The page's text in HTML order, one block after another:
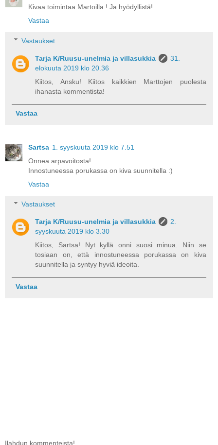
Kivaa toimintaa Martoilla ! Ja hyödyllistä!
Vastaa
Vastaukset
Tarja K/Ruusu-unelmia ja villasukkia
31.
elokuuta 2019 klo 20.36
Kiitos, Ansku! Kiitos kaikkien Marttojen puolesta
ihanasta kommentista!
Vastaa
Sartsa 1. syyskuuta 2019 klo 7.51
Onnea arpavoitosta!
Innostuneessa porukassa on kiva suunnitella :)
Vastaa
Vastaukset
Tarja K/Ruusu-unelmia ja villasukkia
2.
syyskuuta 2019 klo 3.30
Kiitos, Sartsa! Nyt kyllä onni suosi minua. Niin se
tosiaan on, että innostuneessa porukassa on kiva
suunnitella ja syntyy hyviä ideoita.
Vastaa
Ilahdun kommenteista!